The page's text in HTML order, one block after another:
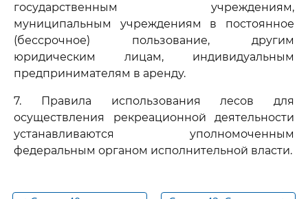
государственным учреждениям,
муниципальным учреждениям в постоянное
(бессрочное) пользование, другим
юридическим лицам, индивидуальным
предпринимателям в аренду.
7. Правила использования лесов для
осуществления рекреационной деятельности
устанавливаются уполномоченным
федеральным органом исполнительной власти.